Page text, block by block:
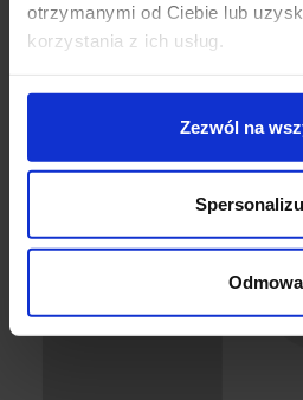
otrzymanymi od Ciebie lub
korzystania z ich usług.
Zezwól na
Odmowa
Szczegóły produktu